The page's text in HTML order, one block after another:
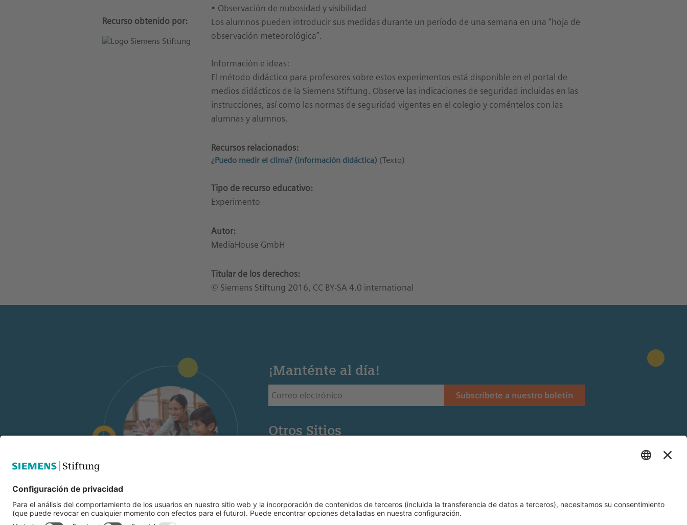
Recurso obtenido por:
• Observación de nubosidad y visibilidad
Los alumnos pueden introducir sus medidas durante un período de una semana en una “hoja de
observación meteorológica”.
Información e ideas:
El método didáctico para profesores sobre estos experimentos está disponible en el portal de
medios didácticos de la Siemens Stiftung. Observe las indicaciones de seguridad incluidas en las
instrucciones, así como las normas de seguridad vigentes en el colegio y coméntelos con las
alumnas y alumnos.
Recursos relacionados:
¿Puedo medir el clima? (información didáctica) (Texto)
Tipo de recurso educativo:
Experimento
Autor:
MediaHouse GmbH
Titular de los derechos:
© Siemens Stiftung 2016, CC BY-SA 4.0 international
¡Manténte al día!
Subscríbete a nuestro boletín
Otros Sitios